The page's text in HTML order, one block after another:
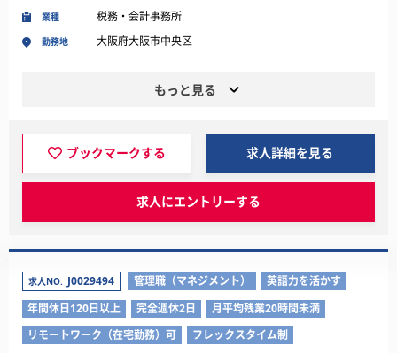
業種 税務・会計事務所
勤務地 大阪府大阪市中央区
もっと見る
ブックマークする 求人詳細を見る
求人にエントリーする
求人NO. J0029494 管理職（マネジメント）
英語力を活かす
年間休日120日以上
完全週休2日
月平均残業20時間未満
リモートワーク（在宅勤務）可
フレックスタイム制